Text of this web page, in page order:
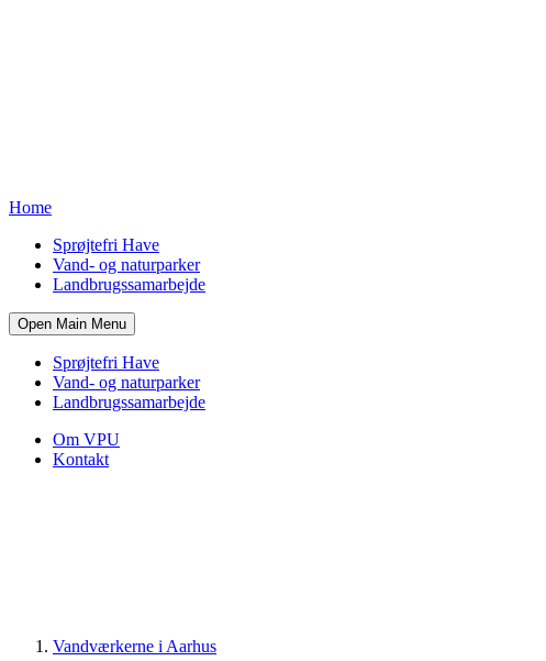
Home
Sprøjtefri Have
Vand- og naturparker
Landbrugssamarbejde
Open Main Menu
Sprøjtefri Have
Vand- og naturparker
Landbrugssamarbejde
Om VPU
Kontakt
Vandværkerne i Aarhus